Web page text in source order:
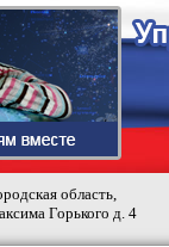
область,
Горького д. 4